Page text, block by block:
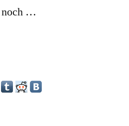
noch …